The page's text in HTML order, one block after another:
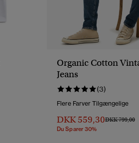
Organic Cotton
Jeans
(3)
Flere Farver Tilgængelige
DKK 559,30Pris Nedsat Fra
DKK 799,00Til
Du Sparer 30%